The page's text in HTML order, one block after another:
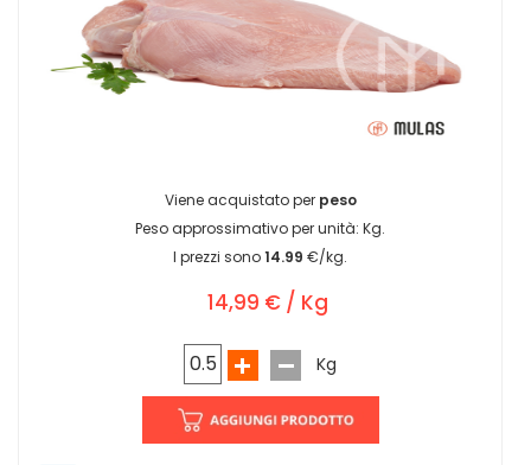
Viene acquistato per peso
Peso approssimativo per unità:Kg.
I prezzi sono14.99 €/kg.
14,99 € / Kg
Kg